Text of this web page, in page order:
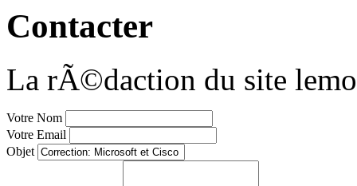
Contacter
La rÃ©daction du site
Votre Nom
Votre Email
Objet